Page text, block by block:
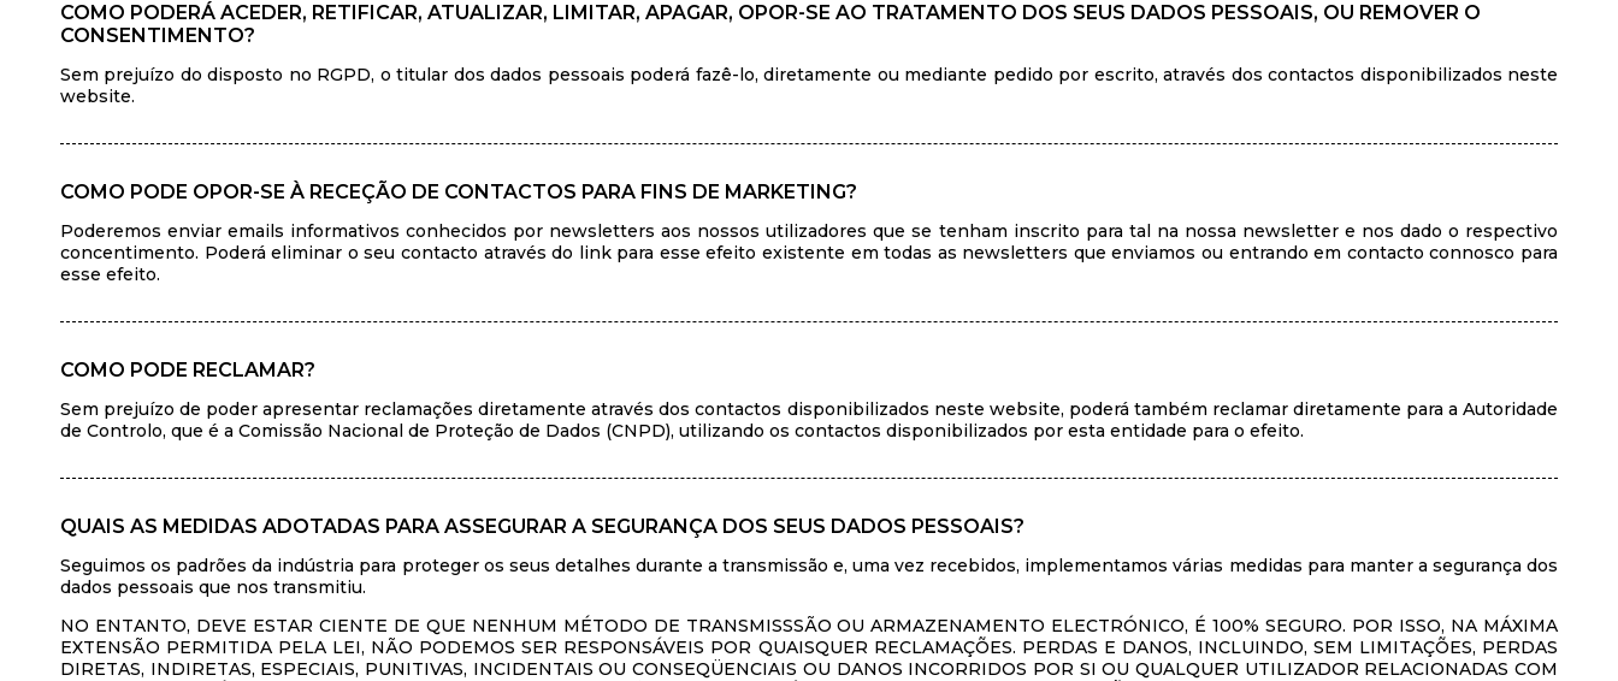
COMO PODERÁ ACEDER, RETIFICAR, ATUALIZAR, LIMITAR, APAGAR, OPOR-SE AO TRATAMENTO DOS SEUS DADOS PESSOAIS, OU REMOVER O
CONSENTIMENTO?
Sem prejuízo do disposto no RGPD, o titular dos dados pessoais poderá fazê-lo, diretamente ou mediante pedido por escrito, através dos contactos disponibilizados neste
website.
COMO PODE OPOR-SE À RECEÇÃO DE CONTACTOS PARA FINS DE MARKETING?
Poderemos enviar emails informativos conhecidos por newsletters aos nossos utilizadores que se tenham inscrito para tal na nossa newsletter e nos dado o respectivo
concentimento. Poderá eliminar o seu contacto através do link para esse efeito existente em todas as newsletters que enviamos ou entrando em contacto connosco para
esse efeito.
COMO PODE RECLAMAR?
Sem prejuízo de poder apresentar reclamações diretamente através dos contactos disponibilizados neste website, poderá também reclamar diretamente para a Autoridade
de Controlo, que é a Comissão Nacional de Proteção de Dados (CNPD), utilizando os contactos disponibilizados por esta entidade para o efeito.
QUAIS AS MEDIDAS ADOTADAS PARA ASSEGURAR A SEGURANÇA DOS SEUS DADOS PESSOAIS?
Seguimos os padrões da indústria para proteger os seus detalhes durante a transmissão e, uma vez recebidos, implementamos várias medidas para manter a segurança dos
dados pessoais que nos transmitiu.
NO ENTANTO, DEVE ESTAR CIENTE DE QUE NENHUM MÉTODO DE TRANSMISSSÃO OU ARMAZENAMENTO ELECTRÓNICO, É 100% SEGURO. POR ISSO, NA MÁXIMA
EXTENSÃO PERMITIDA PELA LEI, NÃO PODEMOS SER RESPONSÁVEIS POR QUAISQUER RECLAMAÇÕES. PERDAS E DANOS, INCLUINDO, SEM LIMITAÇÕES, PERDAS
DIRETAS, INDIRETAS, ESPECIAIS, PUNITIVAS, INCIDENTAIS OU CONSEQÜENCIAIS OU DANOS INCORRIDOS POR SI OU QUALQUER UTILIZADOR RELACIONADAS COM